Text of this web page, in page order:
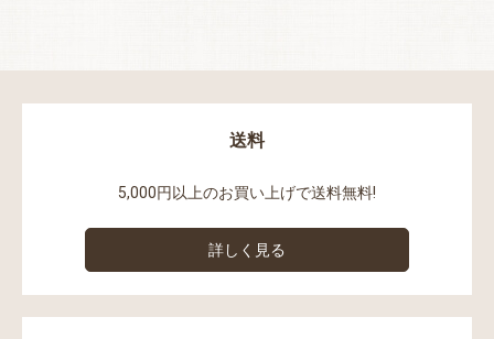
お買い物を続ける カートへ進む
送料
5,000円以上のお買い上げで送料無料!
詳しく見る